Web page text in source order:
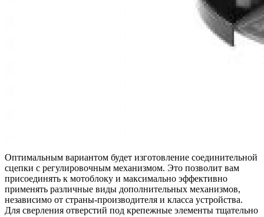
Оптимальным вариантом будет изготовление соединительной
сцепки с регулировочным механизмом. Это позволит вам
присоединять к мотоблоку и максимально эффективно
применять различные виды дополнительных механизмов,
независимо от страны-производителя и класса устройства.
Для сверления отверстий под крепежные элементы тщательно